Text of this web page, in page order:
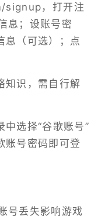
signup ，打开注
息；设账号密
息（可选）；点
知识，需自行解
中选择“谷歌账号”
账号密码即可登
号丢失影响游戏